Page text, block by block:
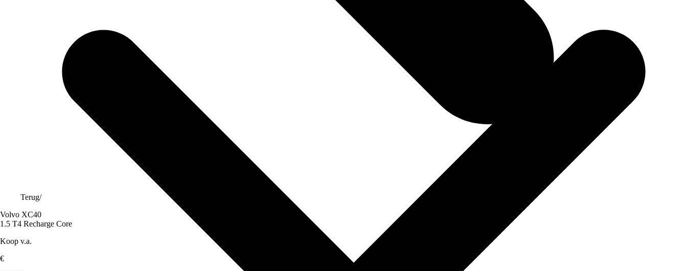
Terug/
Volvo XC40
1.5 T4 Recharge Core
Koop v.a.
€